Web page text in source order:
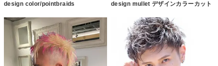
design color/pointbraids design mullet デザインカラーカット